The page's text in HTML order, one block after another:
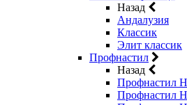
Назад
Андалузия
Классик
Элит классик
Профнастил
Назад
Профнастил
Профнастил